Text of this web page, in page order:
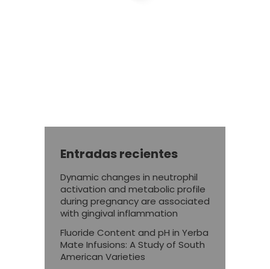
Entradas recientes
Dynamic changes in neutrophil
activation and metabolic profile
during pregnancy are associated
with gingival inflammation
Fluoride Content and pH in Yerba
Mate Infusions: A Study of South
American Varieties